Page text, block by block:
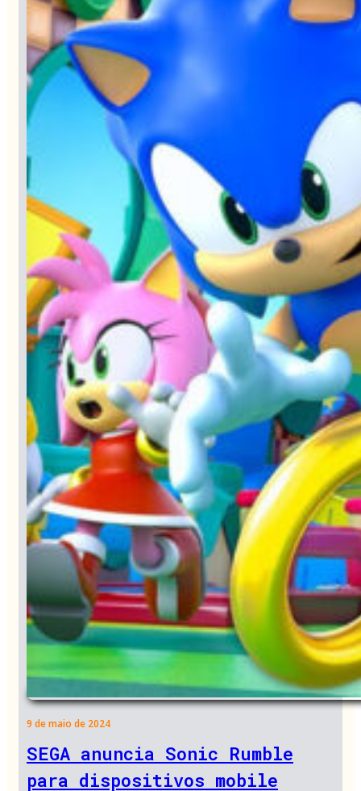
9 de maio de 2024
SEGA anuncia Sonic Rumble
para dispositivos mobile